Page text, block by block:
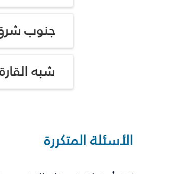
جنوب
شبه
الأسئلة المتكررة